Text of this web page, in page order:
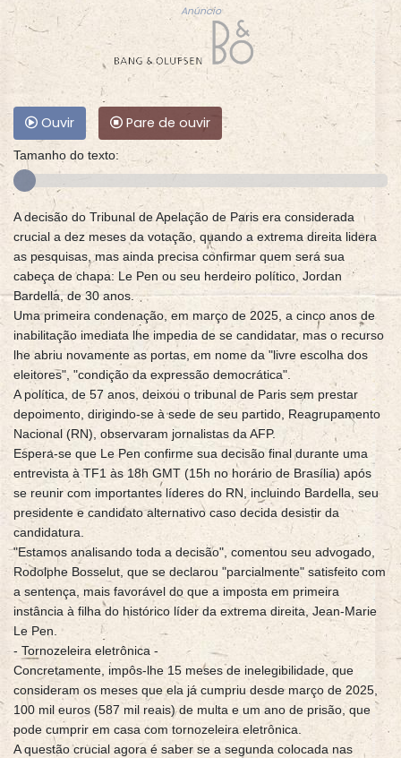
Anúncio
Ouvir Pare de ouvir
Tamanho do texto:
A decisão do Tribunal de Apelação de Paris era considerada
crucial a dez meses da votação, quando a extrema direita lidera
as pesquisas, mas ainda precisa confirmar quem será sua
cabeça de chapa: Le Pen ou seu herdeiro político, Jordan
Bardella, de 30 anos.
Uma primeira condenação, em março de 2025, a cinco anos de
inabilitação imediata lhe impedia de se candidatar, mas o recurso
lhe abriu novamente as portas, em nome da "livre escolha dos
eleitores", "condição da expressão democrática".
A política, de 57 anos, deixou o tribunal de Paris sem prestar
depoimento, dirigindo-se à sede de seu partido, Reagrupamento
Nacional (RN), observaram jornalistas da AFP.
Espera-se que Le Pen confirme sua decisão final durante uma
entrevista à TF1 às 18h GMT (15h no horário de Brasília) após
se reunir com importantes líderes do RN, incluindo Bardella, seu
presidente e candidato alternativo caso decida desistir da
candidatura.
"Estamos analisando toda a decisão", comentou seu advogado,
Rodolphe Bosselut, que se declarou "parcialmente" satisfeito com
a sentença, mais favorável do que a imposta em primeira
instância à filha do histórico líder da extrema direita, Jean-Marie
Le Pen.
- Tornozeleira eletrônica -
Concretamente, impôs-lhe 15 meses de inelegibilidade, que
consideram os meses que ela já cumpriu desde março de 2025,
100 mil euros (587 mil reais) de multa e um ano de prisão, que
pode cumprir em casa com tornozeleira eletrônica.
A questão crucial agora é saber se a segunda colocada nas